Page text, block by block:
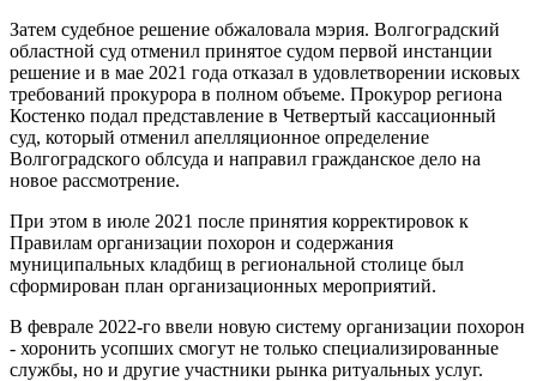
Затем судебное решение обжаловала мэрия. Волгоградский
областной суд отменил принятое судом первой инстанции
решение и в мае 2021 года отказал в удовлетворении исковых
требований прокурора в полном объеме. Прокурор региона
Костенко подал представление в Четвертый кассационный
суд, который отменил апелляционное определение
Волгоградского облсуда и направил гражданское дело на
новое рассмотрение.
При этом в июле 2021 после принятия корректировок к
Правилам организации похорон и содержания
муниципальных кладбищ в региональной столице был
сформирован план организационных мероприятий.
В феврале 2022-го ввели новую систему организации похорон
- хоронить усопших смогут не только специализированные
службы, но и другие участники рынка ритуальных услуг.